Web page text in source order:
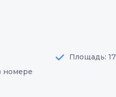
Площадь:
номере